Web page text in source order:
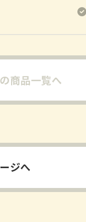
常
商品一覧へ
ジへ